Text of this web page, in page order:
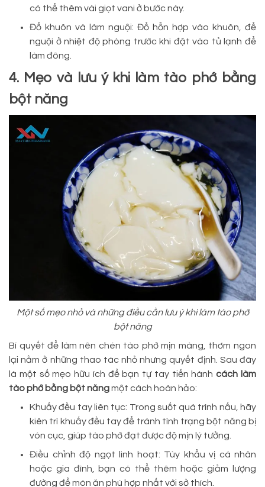
có thể thêm vài giọt vani ở bước này.
Đổ khuôn và làm nguội: Đổ hỗn hợp vào khuôn, để
nguội ở nhiệt độ phòng trước khi đặt vào tủ lạnh để
làm đông.
4. Mẹo và lưu ý khi làm tào phớ bằng
bột năng
Một số mẹo nhỏ và những điều cần lưu ý khi làm tào phớ
bột năng
Bí quyết để làm nên chén tào phớ mịn màng, thơm ngon
lại nằm ở những thao tác nhỏ nhưng quyết định. Sau đây
là một số mẹo hữu ích để bạn tự tay tiến hànhcách làm
tào phớ bằng bột năngmột cách hoàn hảo:
Khuấy đều tay liên tục: Trong suốt quá trình nấu, hãy
kiên trì khuấy đều tay để tránh tình trạng bột năng bị
vón cục, giúp tào phớ đạt được độ mịn lý tưởng.
Điều chỉnh độ ngọt linh hoạt: Tùy khẩu vị cá nhân
hoặc gia đình, bạn có thể thêm hoặc giảm lượng
đường để món ăn phù hợp nhất với sở thích.